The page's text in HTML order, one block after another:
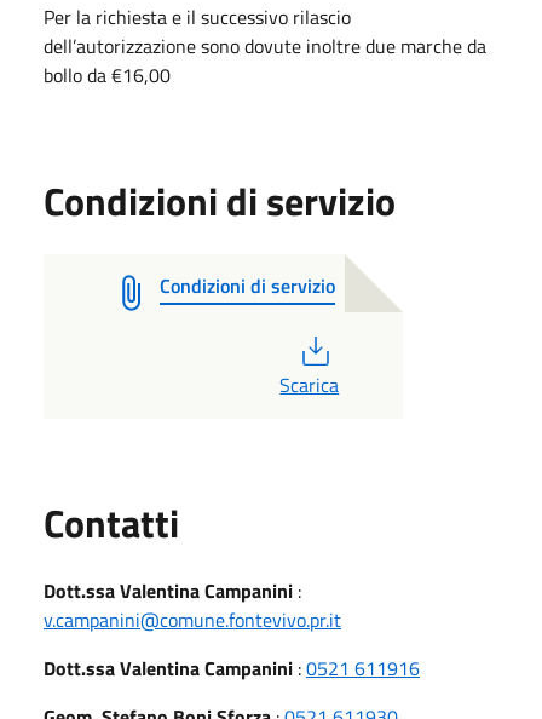
Per la richiesta e il successivo rilascio
dell’autorizzazione sono dovute inoltre due marche da
bollo da €16,00
Condizioni di servizio
Condizioni di servizio
Scarica
Contatti
Dott.ssa Valentina Campanini :
v.campanini@comune.fontevivo.pr.it
Dott.ssa Valentina Campanini :0521 611916